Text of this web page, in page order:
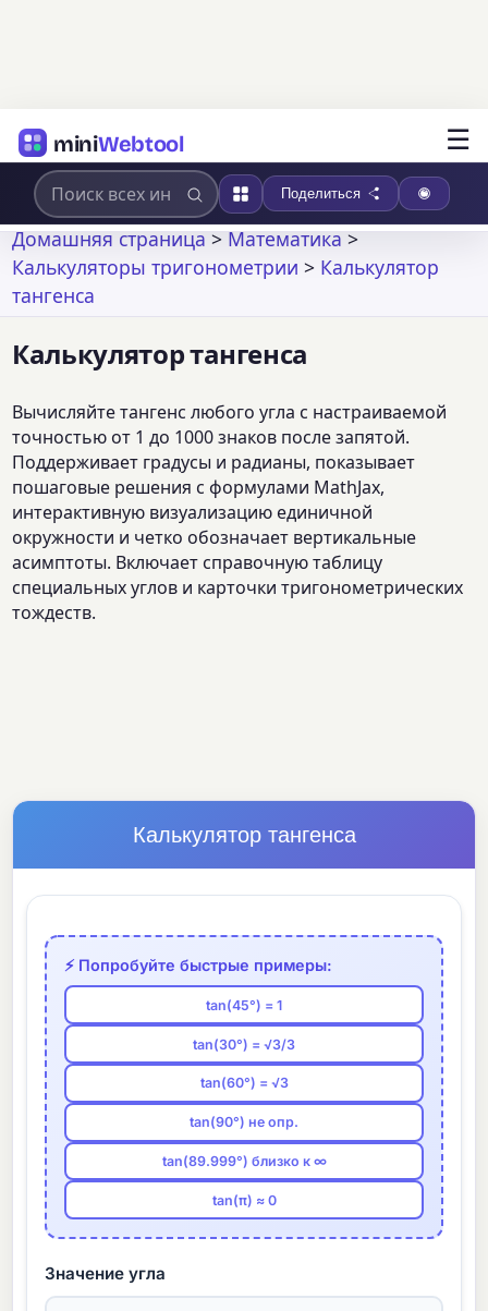
miniWebtool ☰
Поделиться
Домашняя страница>Математика>
Калькуляторы тригонометрии > Калькулятор
тангенса
Калькулятор тангенса
Вычисляйте тангенс любого угла с настраиваемой
точностью от 1 до 1000 знаков после запятой.
Поддерживает градусы и радианы, показывает
пошаговые решения с формулами MathJax,
интерактивную визуализацию единичной
окружности и четко обозначает вертикальные
асимптоты. Включает справочную таблицу
специальных углов и карточки тригонометрических
тождеств.
Калькулятор тангенса
⚡ Попробуйте быстрые примеры:
tan(45°) = 1
tan(30°) = √3/3
tan(60°) = √3
tan(90°) не опр.
tan(89.999°) близко к ∞
tan(π) ≈ 0
Значение угла